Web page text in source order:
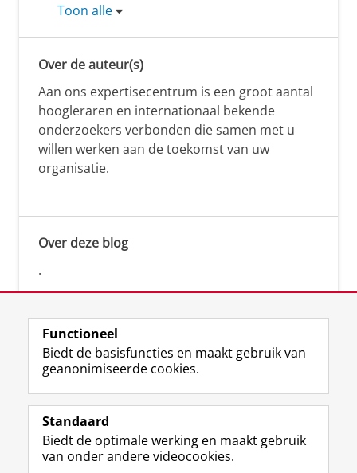
Toon alle
Over de auteur(s)
Aan ons expertisecentrum is een groot aantal
hoogleraren en internationaal bekende
onderzoekers verbonden die samen met u
willen werken aan de toekomst van uw
organisatie.
Over deze blog
.
Volg de RUG
F
a
e
b
L
i
k
e
R
S
-
f
I
n
t
Y
o
T
Studiekiezers
Functioneel
Biedt de basisfuncties en maakt gebruik van
geanonimiseerde cookies.
Standaard
Biedt de optimale werking en maakt gebruik
van onder andere videocookies.